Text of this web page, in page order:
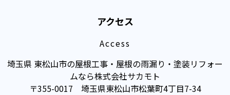
アクセス
Access
埼玉県 東松山市の屋根工事・屋根の雨漏り・塗装リフォー
ムなら株式会社サカモト
〒355-0017 埼玉県東松山市松葉町4丁目7-34